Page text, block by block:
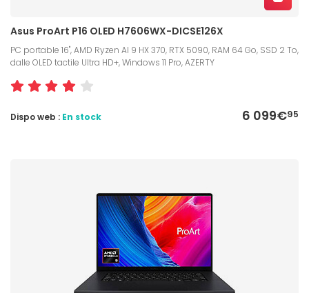
Asus ProArt P16 OLED H7606WX-DICSE126X
PC portable 16", AMD Ryzen AI 9 HX 370, RTX 5090, RAM 64 Go, SSD 2 To,
dalle OLED tactile Ultra HD+, Windows 11 Pro, AZERTY
6 099€95
Dispo web : En stock